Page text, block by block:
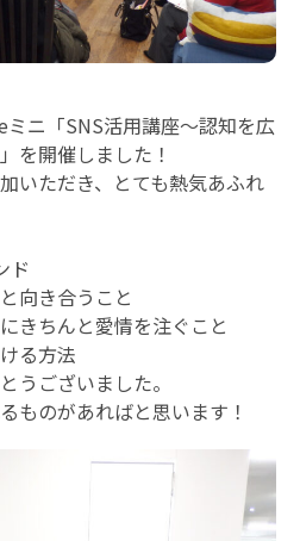
ニ「SNS活用講座〜認知を広
を開催しました！
いただき、とても熱気あふれ
ド
向き合うこと
きちんと愛情を注ぐこと
る方法
うございました。
ものがあればと思います！